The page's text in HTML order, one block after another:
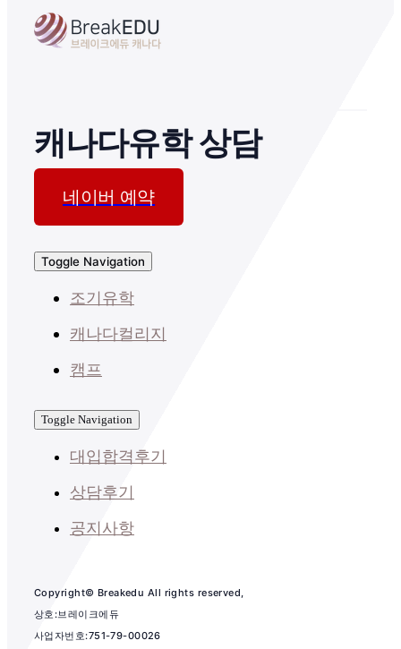
캐나다유학 상담
네이버 예약
Toggle Navigation
조기유학
캐나다컬리지
캠프
Toggle Navigation
대입합격후기
상담후기
공지사항
Copyright© Breakedu All rights reserved,
상호:브레이크에듀
사업자번호:751-79-00026